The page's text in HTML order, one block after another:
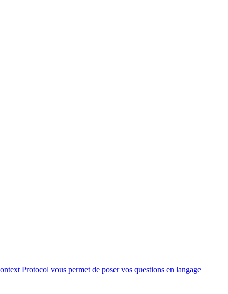
Protocol vous permet de poser vos questions en langage